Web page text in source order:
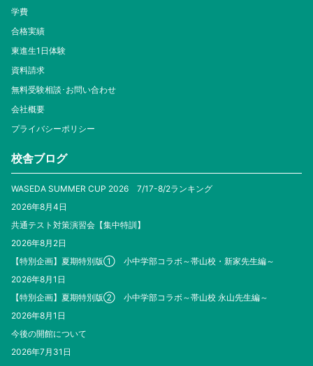
学費
合格実績
東進生1日体験
資料請求
無料受験相談･お問い合わせ
会社概要
プライバシーポリシー
校舎ブログ
WASEDA SUMMER CUP 2026 7/17-8/2ランキング
2026年8月4日
共通テスト対策演習会【集中特訓】
2026年8月2日
【特別企画】夏期特別版① 小中学部コラボ～帯山校・新家先生編～
2026年8月1日
【特別企画】夏期特別版② 小中学部コラボ～帯山校 永山先生編～
2026年8月1日
今後の開館について
2026年7月31日